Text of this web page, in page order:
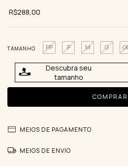
R$288,00
TAMANHO PP P M G
Descubra seu
tamanho
MEIOS DE PAGAMENTO
MEIOS DE ENVIO